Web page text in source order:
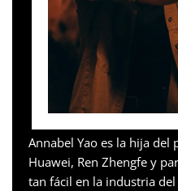
Annabel Yao es la hija
Huawei, Ren Zhengfe y
tan fácil en la industria